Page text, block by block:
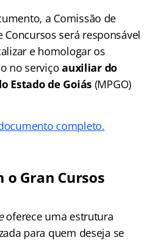
a Comissão de
será responsável
e homologar os
no serviçoauxiliar do
Estado de Goiás (MPGO)
completo.
o Gran Cursos
oferece uma estrutura
para quem deseja se